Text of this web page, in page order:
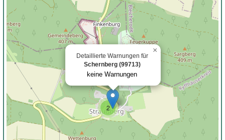
2
Detaillierte Warnungen für
Schernberg (99713)
keine Warnungen
×